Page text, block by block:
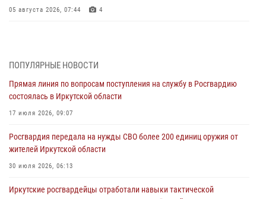
05 августа 2026, 07:44 4
04 августа 2026, 07:14 3
Росгвардейцы потушили загоревшийся автомобиль в Иркутске
03 августа 2026, 04:55
Дню Воздушно-десантных войск в Иркутской области
03 августа 2026, 03:32
сердца к сердцу» (видео)
ПОПУЛЯРНЫЕ НОВОСТИ
Прямая линия по вопросам поступления на службу в Росгвардию
состоялась в Иркутской области
17 июля 2026, 09:07
Росгвардия передала на нужды СВО более 200 единиц оружия от
жителей Иркутской области
30 июля 2026, 06:13
Иркутские росгвардейцы отработали навыки тактической